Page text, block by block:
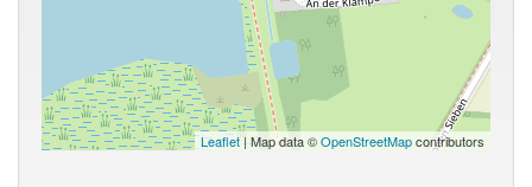
Leaflet| Map data ©OpenStreetMapcontributors